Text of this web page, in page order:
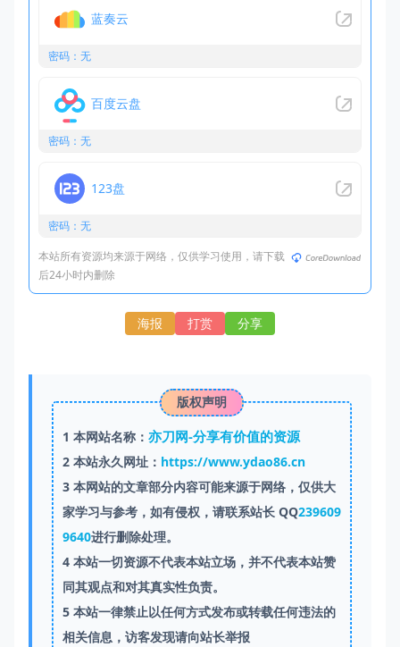
蓝奏云
密码：无
百度云盘
密码：无
123盘
密码：无
本站所有资源均来源于网络，仅供学习使用，请下载
后24小时内删除
海报 打赏 分享
版权声明
1 本网站名称： 亦刀网-分享有价值的资源
2本站永久网址： https://www.ydao86.cn
3本网站的文章部分内容可能来源于网络，仅供大
家学习与参考，如有侵权，请联系站长 QQ239609
9640进行删除处理。
4本站一切资源不代表本站立场，并不代表本站赞
同其观点和对其真实性负责。
5本站一律禁止以任何方式发布或转载任何违法的
相关信息，访客发现请向站长举报